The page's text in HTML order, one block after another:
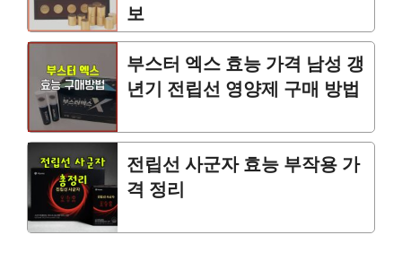
보
부스터 엑스 효능 가격 남성 갱
년기 전립선 영양제 구매 방법
전립선 사군자 효능 부작용 가
격 정리